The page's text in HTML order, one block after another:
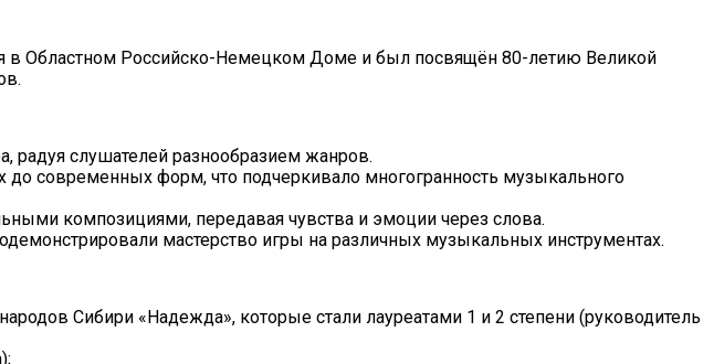
в Областном Российско-Немецком Доме и был посвящён 80-летию Великой
радуя слушателей разнообразием жанров.
современных форм, что подчеркивало многогранность музыкального
композициями, передавая чувства и эмоции через слова.
мастерство игры на различных музыкальных инструментах.
Сибири «Надежда», которые стали лауреатами 1 и 2 степени (руководитель